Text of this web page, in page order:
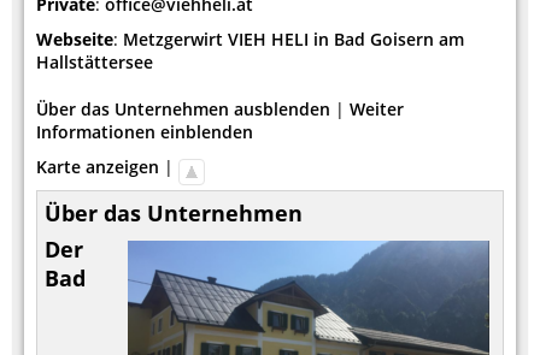
Webseite: Metzgerwirt VIEH HELI in Bad Goisern am
Hallstättersee
Über das Unternehmen ausblenden | Weiter
Informationen einblenden
Karte anzeigen |
Über das Unternehmen
Der
Bad